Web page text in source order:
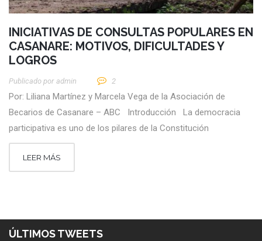
INICIATIVAS DE CONSULTAS POPULARES EN
CASANARE: MOTIVOS, DIFICULTADES Y
LOGROS
Publicado por Admin 2
Por: Liliana Martínez y Marcela Vega de la Asociación de
Becarios de Casanare – ABC Introducción La democracia
participativa es uno de los pilares de la Constitución
LEER MÁS
ÚLTIMOS TWEETS